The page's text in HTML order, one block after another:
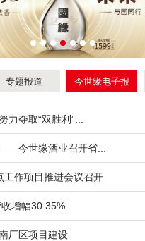
专题报道 今世缘电子报
力夺取“双胜利”...
今世缘酒业召开省...
工作项目推进会议召开
增幅30.35%
厂区项目建设